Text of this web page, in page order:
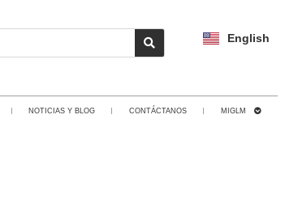
English
NOTICIAS Y BLOG CONTÁCTANOS MIGLM